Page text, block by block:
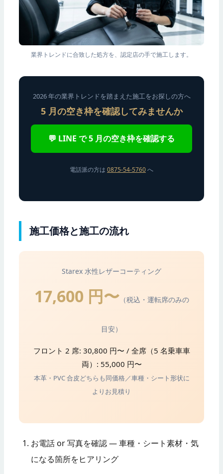
業界トレンドに合致した処方を、認定店の手で施工します。
2026 年の業界トレンドを踏まえた施工をお探しの方へ
5 月の空き枠を確認してみませんか
💬 LINE で 5 月の空き枠を確認する
電話派の方は 0875-54-5760へ
施工価格と施工の流れ
Starex 水性レザーコーティング
17,600 円〜 （税込・運転席のみの
目安）
フロント 2 席: 30,800 円〜 / 全席（5 名乗車車
両）: 55,000 円〜
本革・PVC 合皮どちらも同価格／車種・シート形状に
よりお見積り
お電話 or 写真を確認 — 車種・シート素材・気
になる箇所をヒアリング